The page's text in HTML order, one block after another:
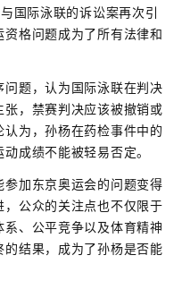
国际泳联的诉讼案再次引
格问题成为了所有法律和
题，认为国际泳联在判决
，禁赛判决应该被撤销或
为，孙杨在药检事件中的
成绩不能被轻易否定。
加东京奥运会的问题变得
公众的关注点也不仅限于
、公平竞争以及体育精神
结果，成为了孙杨是否能